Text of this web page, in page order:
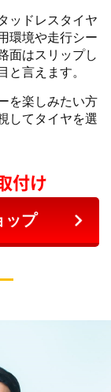
ッドレスタイヤ
環境や走行シー
面はスリップし
言えます。
を楽しみたい方
してタイヤを選
付け
ップ